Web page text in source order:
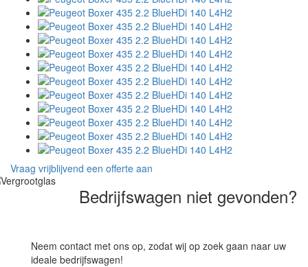
Vraag vrijblijvend een offerte aan
Bedrijfswagen niet gevonden?
Neem contact met ons op, zodat wij op zoek gaan naar uw
ideale bedrijfswagen!